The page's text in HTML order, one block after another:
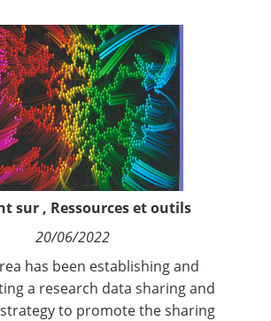
sur, Ressources et outils
20/06/2022
has been establishing and
a research data sharing and
to promote the sharing